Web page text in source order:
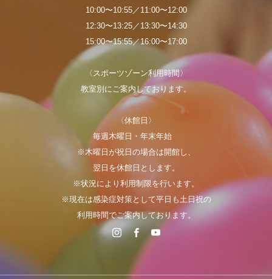
10:00〜10:55／11:00〜12:00
12:30〜13:25／13:30〜14:30
15:00〜15:55／16:00〜17:00
〈スポーツゾーン利用時間〉
教室別にご案内しております。
〈休館日〉
毎週木曜日・年末年始
※木曜日が祝日の場合は開館し、
翌日を休館日とします。
※状況により利用制限を行います。
※現在は感染症対策として平日も土日祝の
利用時間でご案内しております。